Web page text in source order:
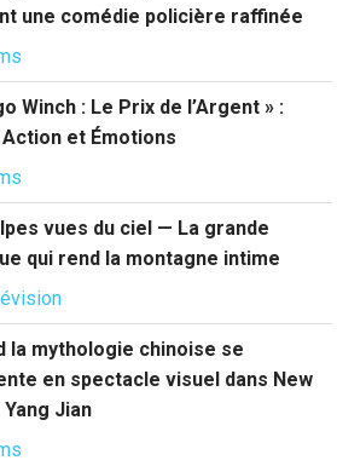
une comédie policière raffinée
Winch : Le Prix de l’Argent » :
Action et Émotions
vues du ciel — La grande
qui rend la montagne intime
la mythologie chinoise se
en spectacle visuel dans New
Yang Jian